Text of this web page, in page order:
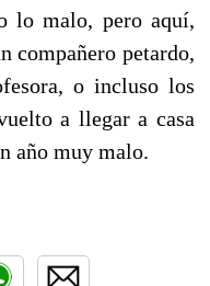
lo malo, pero aquí,
compañero petardo,
o incluso los
a llegar a casa
año muy malo.